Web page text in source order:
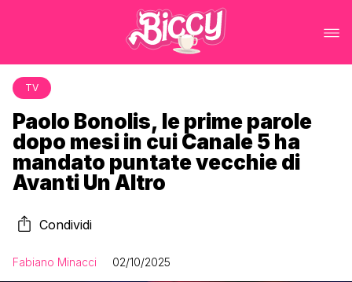
TV
Paolo Bonolis, le prime parole
dopo mesi in cui Canale 5 ha
mandato puntate vecchie di
Avanti Un Altro
Condividi
Fabiano Minacci 02/10/2025